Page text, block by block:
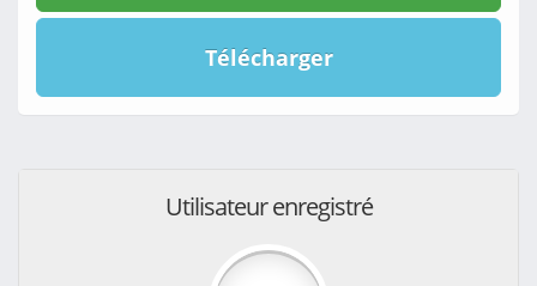
Télécharger
Utilisateur enregistré